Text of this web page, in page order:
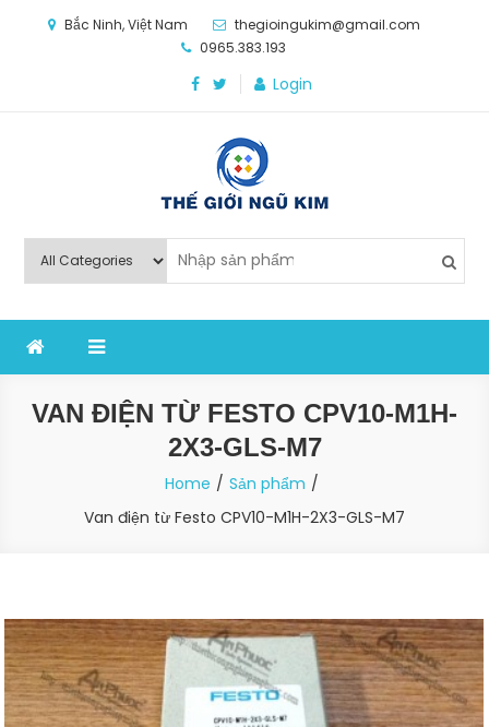
Bắc Ninh, Việt Nam
thegioingukim@gmail.com
0965.383.193
Login
Thế Giới Ngũ Kim
nghiệp sản xuất
VAN ĐIỆN TỪ FESTO CPV10-M1H-
2X3-GLS-M7
Home
Sản phẩm
Van điện từ Festo CPV10-M1H-2X3-GLS-M7